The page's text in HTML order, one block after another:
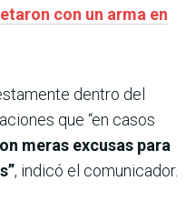
con un arma en
dentro del
que “en casos
meras excusas para
, indicó el comunicador.